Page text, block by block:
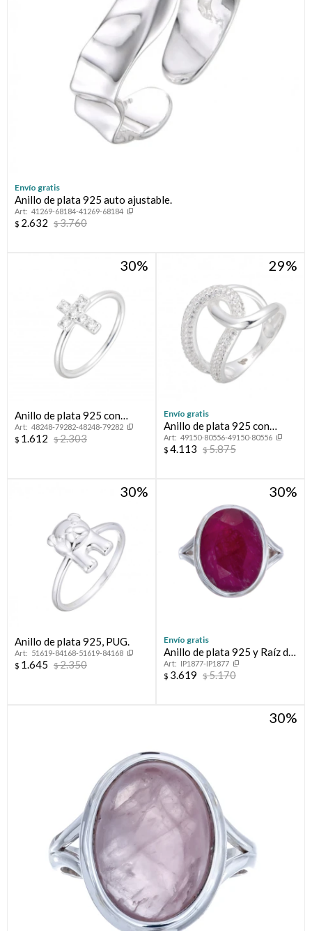
Envío gratis
Anillo de plata 925 auto ajustable.
41269-68184-41269-68184
$ 2.632 $3.760
30
Anillo de plata 925 con
circonias, CRUZ.
48248-79282-48248-79282
$ 1.612 $2.303
29
Envío gratis
Anillo de plata 925 con
circonias, LAZO.
49150-80556-49150-80556
$ 4.113 $5.875
30
Anillo de plata 925, PUG.
51619-84168-51619-84168
$ 1.645 $2.350
30
Envío gratis
Anillo de plata 925 y Raíz de
RubíIP1877-IP1877
$ 3.619 $5.170
30